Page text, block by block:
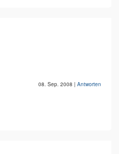
08. Sep. 2008 | Antworten